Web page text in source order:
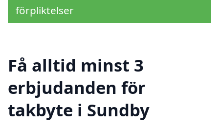
förpliktelser
Få alltid minst 3
erbjudanden för
takbyte i Sundby